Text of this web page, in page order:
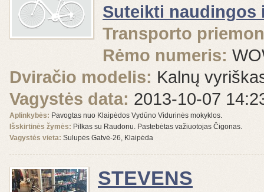
Suteikti naudingos
Transporto
Rėmo numeris:
Dviračio modelis: Kalnų
Vagystės data: 2013-10-07
Aplinkybės: Pavogtas nuo Klaipėdos Vydūno Vidurinės mokyklos.
Išskirtinės žymės: Pilkas su Raudonu. Pastebėtas važiuotojas Čigonas.
Vagystės vieta: Sulupės Gatvė-26, Klaipėda
STEVENS